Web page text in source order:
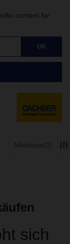
content for
OK
Merkliste(0)
sich